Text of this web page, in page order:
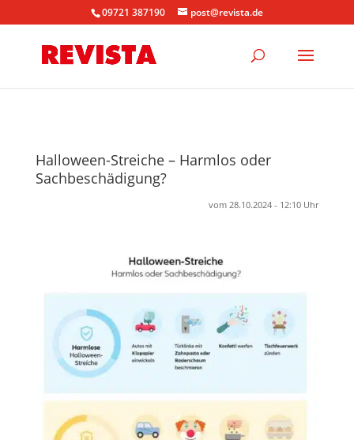
09721 387190 post@revista.de
Halloween-Streiche – Harmlos oder
Sachbeschädigung?
vom 28.10.2024 - 12:10 Uhr